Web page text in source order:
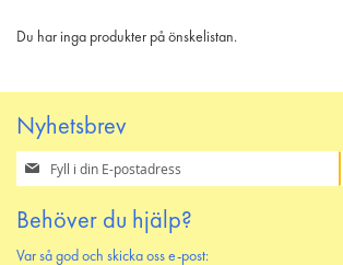
Du har inga produkter på önskelistan.
Nyhetsbrev
Prenumerera
på
nyhetsbrev
Behöver du hjälp?
Var så god och skicka oss e-post: